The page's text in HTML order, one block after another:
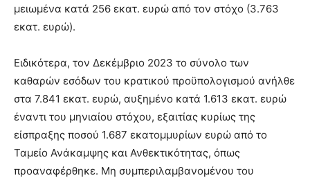
μειωμένα κατά 256 εκατ. ευρώ από τον στόχο (3.763
εκατ. ευρώ).
Ειδικότερα, τον Δεκέμβριο 2023 το σύνολο των
καθαρών εσόδων του κρατικού προϋπολογισμού ανήλθε
στα 7.841 εκατ. ευρώ, αυξημένο κατά 1.613 εκατ. ευρώ
έναντι του μηνιαίου στόχου, εξαιτίας κυρίως της
είσπραξης ποσού 1.687 εκατομμυρίων ευρώ από το
Ταμείο Ανάκαμψης και Ανθεκτικότητας, όπως
προαναφέρθηκε. Μη συμπεριλαμβανομένου του